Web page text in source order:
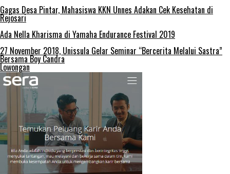
Gagas Desa Pintar, Mahasiswa KKN Unnes Adakan Cek Kesehatan di
Rejosari
Ada Nella Kharisma di Yamaha Endurance Festival 2019
27 November 2018, Unissula Gelar Seminar “Bercerita Melalui Sastra”
Bersama Boy Candra
Lowongan